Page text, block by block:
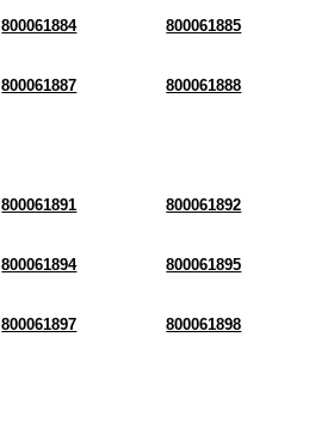
800061884 800061885
800061887 800061888
800061891 800061892
800061894 800061895
800061897 800061898